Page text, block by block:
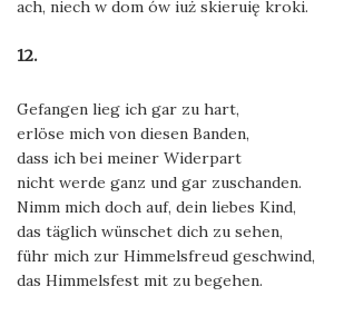
ach, niech w dom ów iuż skieruię kroki.
12.
Gefangen lieg ich gar zu hart,
erlöse mich von diesen Banden,
dass ich bei meiner Widerpart
nicht werde ganz und gar zuschanden.
Nimm mich doch auf, dein liebes Kind,
das täglich wünschet dich zu sehen,
führ mich zur Himmelsfreud geschwind,
das Himmelsfest mit zu begehen.